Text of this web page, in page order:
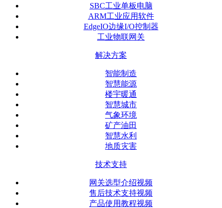
SBC工业单板电脑
ARM工业应用软件
EdgeIO边缘I/O控制器
工业物联网关
解决方案
智能制造
智慧能源
楼宇暖通
智慧城市
气象环境
矿产油田
智慧水利
地质灾害
技术支持
网关选型介绍视频
售后技术支持视频
产品使用教程视频